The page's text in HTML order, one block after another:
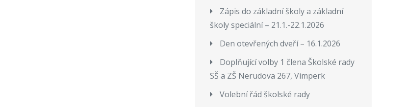
Zápis do základní školy a základní
školy speciální – 21.1.-22.1.2026
Den otevřených dveří – 16.1.2026
Doplňující volby 1 člena Školské rady
SŠ a ZŠ Nerudova 267, Vimperk
Volební řád školské rady